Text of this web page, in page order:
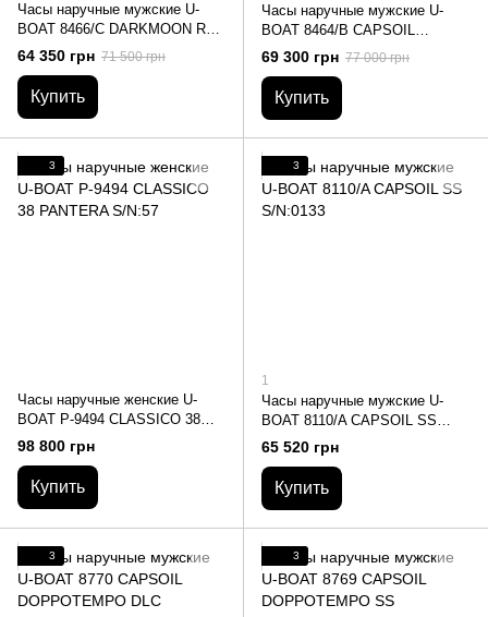
Часы наручные мужские U-
BOAT 8466/C DARKMOON RED
GLASS PVD
64 350 грн 71 500 грн
Купить
Часы наручные мужские U-
BOAT 8464/B CAPSOIL
DARKMOON BLACK IPB
69 300 грн 77 000 грн
Купить
3
Часы наручные женские U-
BOAT P-9494 CLASSICO 38
PANTERA S/N:57
98 800 грн
Купить
3
1
Часы наручные мужские U-
BOAT 8110/A CAPSOIL SS
S/N:0133
65 520 грн
Купить
3 3